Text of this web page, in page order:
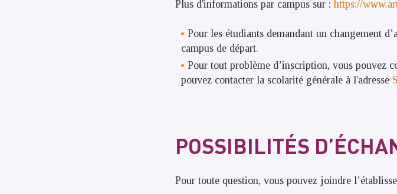
Plus d'informations par campus sur :https://
Pour les étudiants demandant un changement
campus de départ.
Pour tout problème d’inscription, vous pouvez
pouvez contacter la scolarité générale à l'adresse
POSSIBILITÉS
Pour toute question, vous pouvez joindre